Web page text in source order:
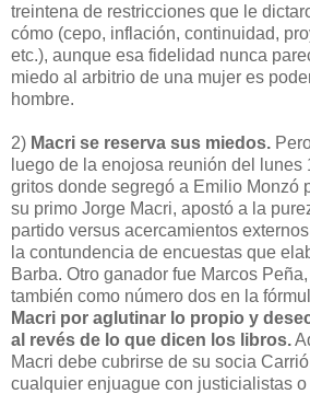
treintena de restricciones que le
cómo (cepo, inflación, continuidad,
etc.), aunque esa fidelidad nunca
miedo al arbitrio de una mujer es
hombre.
2) Macri se reserva sus miedos.
luego de la enojosa reunión del lunes
gritos donde segregó a Emilio Monzó
su primo Jorge Macri, apostó a la
partido versus acercamientos
la contundencia de encuestas que
Barba. Otro ganador fue Marcos
también como número dos en la
Macri por aglutinar lo propio y
al revés de lo que dicen los libros.
Macri debe cubrirse de su socia
cualquier enjuague con justicialistas